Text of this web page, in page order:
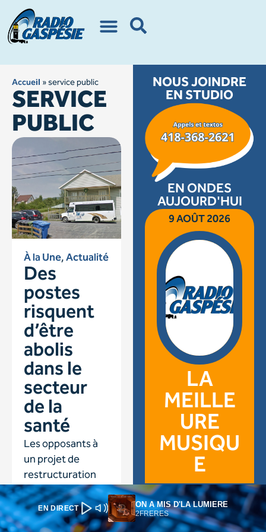
EN DIRECT ON A MIS D'LA LUMIERE
2FRERES